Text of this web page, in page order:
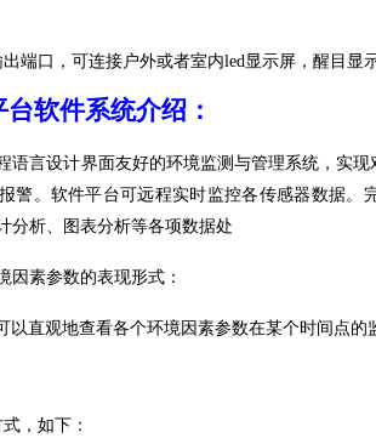
出端口，可连接户外或者室内led显示屏，醒目显
台软件系统介绍：
语言设计界面友好的环境监测与管理系统，实
警。 软件平台可远程实时监控各传感器数据。
分析、图表分析等各项数据处
因素参数的表现形式：
以直观地查看各个环境因素参数在某个时间点的
，如下：